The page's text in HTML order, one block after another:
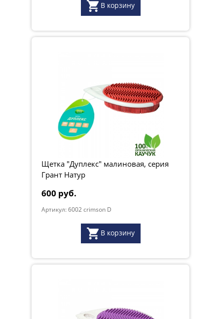
В корзину
Щетка "Дуплекс" малиновая, серия
Грант Натур
600 руб.
Артикул: 6002 crimson D
В корзину